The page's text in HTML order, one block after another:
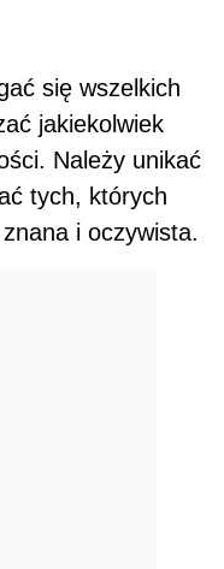
się wszelkich
jakiekolwiek
Należy unikać
tych, których
i oczywista.